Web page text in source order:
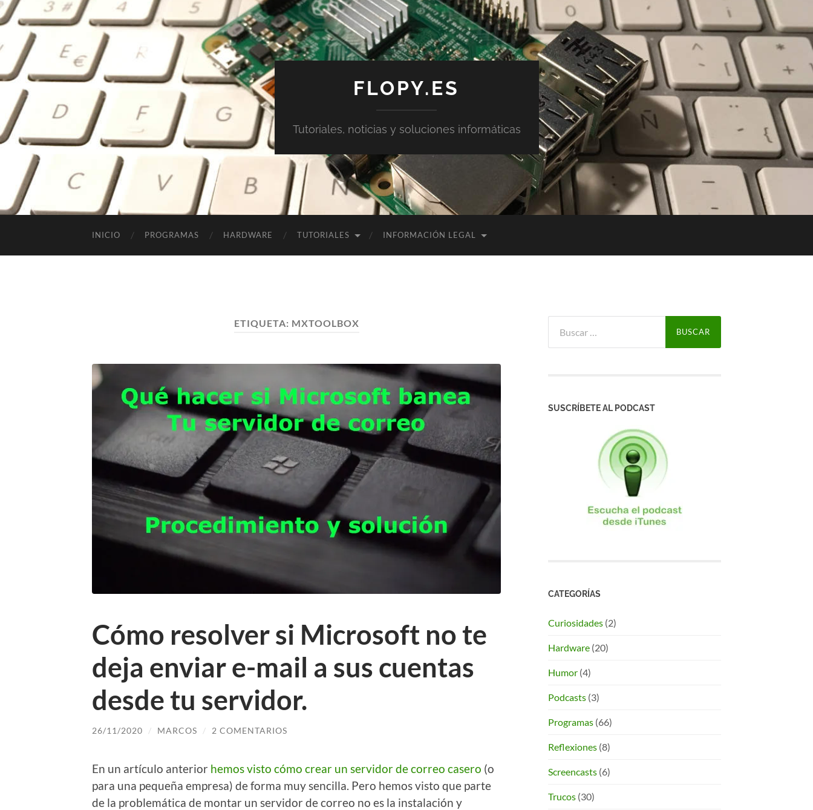
FLOPY.ES
Tutoriales, noticias y soluciones informáticas
INICIO PROGRAMAS HARDWARE TUTORIALES INFORMACIÓN LEGAL
ETIQUETA: MXTOOLBOX
Cómo resolver si Microsoft no te
deja enviar e-mail a sus cuentas
desde tu servidor.
26/11/2020 / MARCOS / 2 COMENTARIOS
En un artículo anterior hemos visto cómo crear un servidor de correo casero (o
para una pequeña empresa) de forma muy sencilla. Pero hemos visto que parte
de la problemática de montar un servidor de correo no es la instalación y
SUSCRÍBETE AL PODCAST
CATEGORÍAS
Curiosidades (2)
Hardware (20)
Humor (4)
Podcasts (3)
Programas (66)
Reflexiones (8)
Screencasts (6)
Trucos (30)